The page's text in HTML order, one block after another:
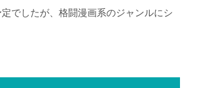
でしたが、格闘漫画系のジャンルにシ